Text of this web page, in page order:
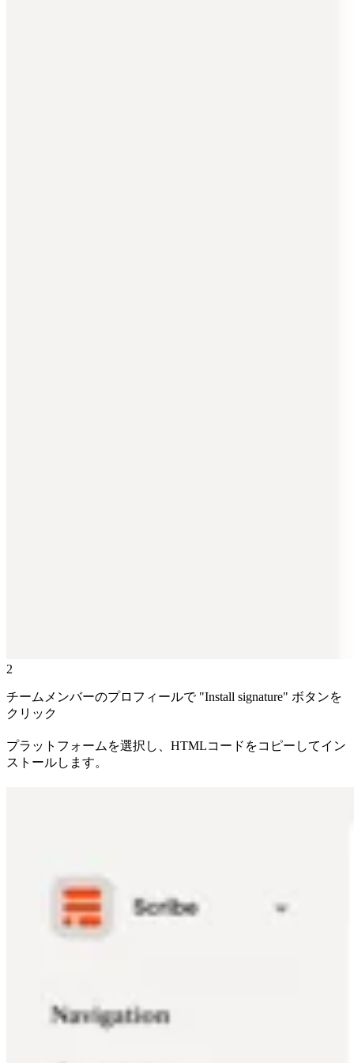
2
チームメンバーのプロフィールで "Install signature" ボタンを
クリック
プラットフォームを選択し、HTMLコードをコピーしてイン
ストールします。